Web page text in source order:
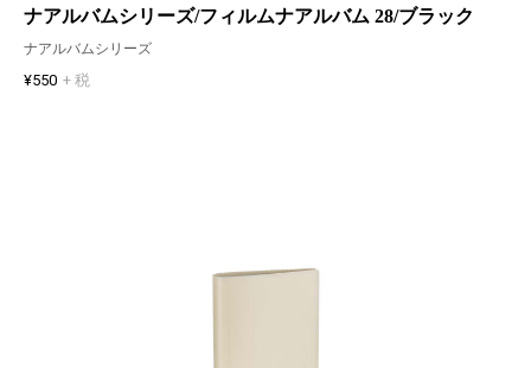
ナアルバムシリーズ/フィルムナアルバム 28/ブラック
ナアルバムシリーズ
¥550 + 税